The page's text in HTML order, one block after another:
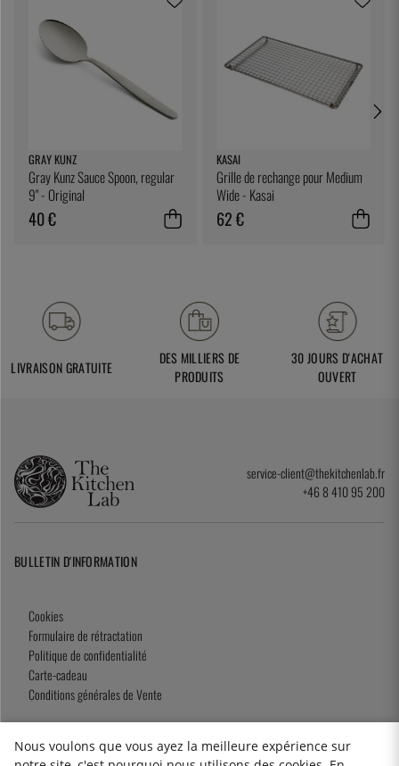
GRAY KUNZ
Gray Kunz Sauce Spoon, regular
9" - Original
40 €
KASAI
Grille de rechange pour Medium
Wide - Kasai
62 €
LIVRAISON GRATUITE
DES MILLIERS DE
PRODUITS
30 JOURS D'ACHAT
OUVERT
service-client@thekitchenlab.fr
+46 8 410 95 200
BULLETIN D'INFORMATION
Cookies
Formulaire de rétractation
Politique de confidentialité
Carte-cadeau
Conditions générales de Vente
Nous voulons que vous ayez la meilleure expérience sur